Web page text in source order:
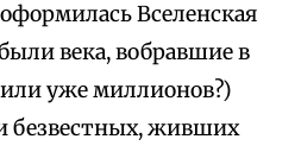
Вселенская
века, вобравшие в
уже миллионов?)
безвестных, живших